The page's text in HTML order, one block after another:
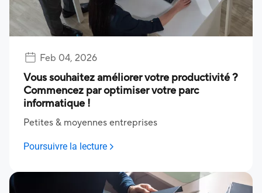
Feb 04, 2026
Vous souhaitez améliorer votre productivité ?
Commencez par optimiser votre parc
informatique !
Petites & moyennes entreprises
Poursuivre la lecture